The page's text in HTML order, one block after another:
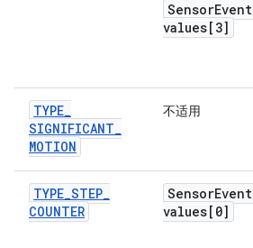
SensorEvent
values[3]
TYPE_
SIGNIFICANT_
MOTION
不适用
TYPE_STEP_
COUNTER
SensorEvent
values[0]